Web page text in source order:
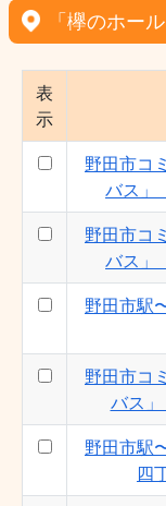
「欅のホー
表
示
野田市コ
バス」
野田市コ
バス」
野田市駅
野田市コ
バス」
野田市駅
四